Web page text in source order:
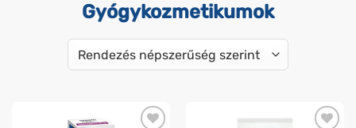
Gyógykozmetikumok